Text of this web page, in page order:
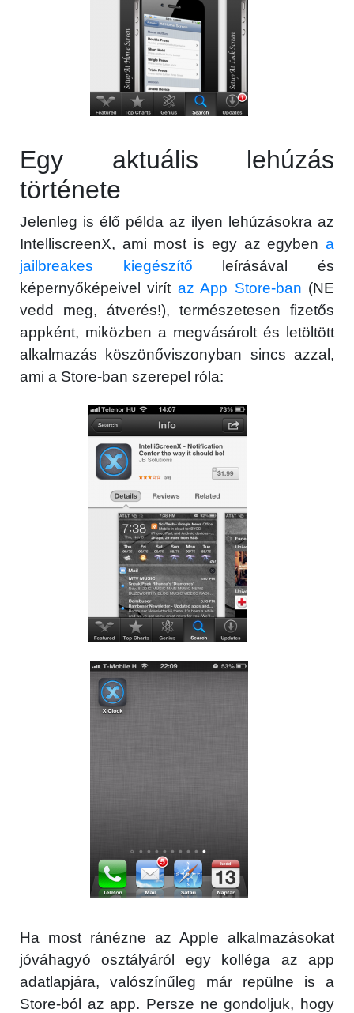
Egy aktuális lehúzás
története
Jelenleg is élő példa az ilyen lehúzásokra az
IntelliscreenX, ami most is egy az egyben a
jailbreakes kiegészítő leírásával és
képernyőképeivel virít az App Store-ban (NE
vedd meg, átverés!), természetesen fizetős
appként, miközben a megvásárolt és letöltött
alkalmazás köszönőviszonyban sincs azzal,
ami a Store-ban szerepel róla:
Ha most ránézne az Apple alkalmazásokat
jóváhagyó osztályáról egy kolléga az app
adatlapjára, valószínűleg már repülne is a
Store-ból az app. Persze ne gondoljuk, hogy